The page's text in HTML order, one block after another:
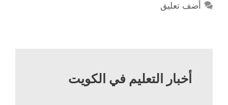
أضف تعليق
أخبار التعليم في الكويت